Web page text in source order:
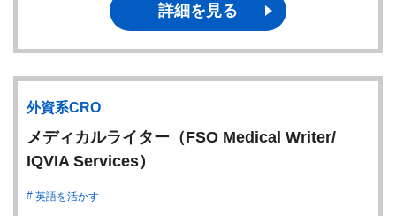
詳細を見る
外資系CRO
メディカルライター（FSO Medical Writer/
IQVIA Services）
英語を活かす